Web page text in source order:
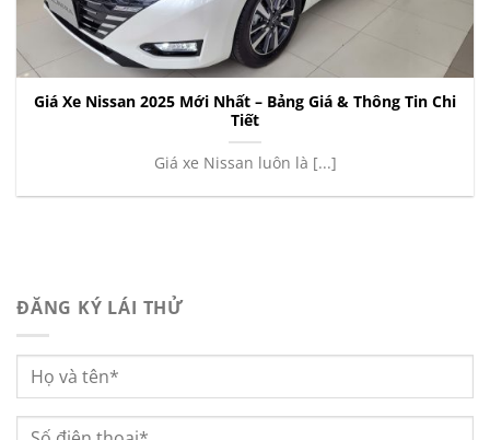
Giá Xe Nissan 2025 Mới Nhất – Bảng Giá & Thông Tin Chi
Tiết
Giá xe Nissan luôn là [...]
ĐĂNG KÝ LÁI THỬ